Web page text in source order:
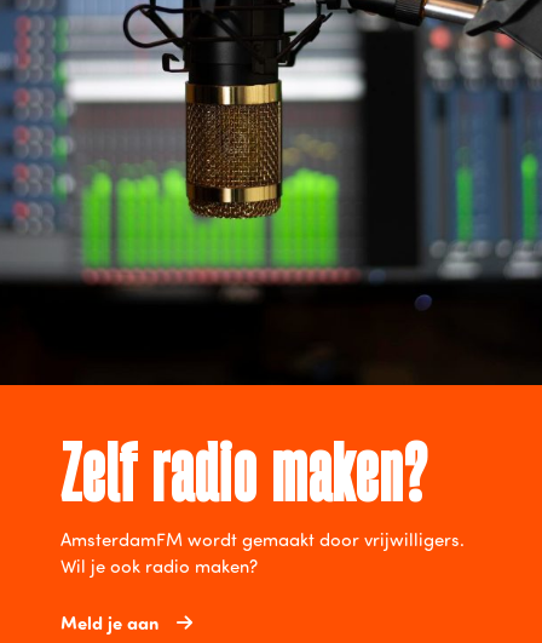
Zelf radio maken?
AmsterdamFM wordt gemaakt door vrijwilligers.
Wil je ook radio maken?
Meld je aan